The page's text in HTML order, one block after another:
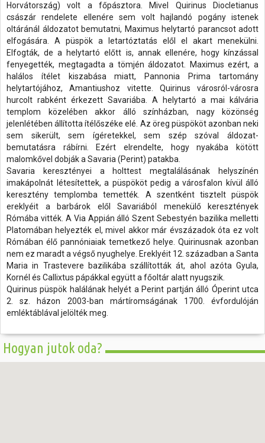
Horvátország) volt a főpásztora. Mivel Quirinus Diocletianus
császár rendelete ellenére sem volt hajlandó pogány istenek
oltáránál áldozatot bemutatni, Maximus helytartó parancsot adott
elfogására. A püspök a letartóztatás elől el akart menekülni.
Elfogták, de a helytartó előtt is, annak ellenére, hogy kínzással
fenyegették, megtagadta a tömjén áldozatot. Maximus ezért, a
halálos ítélet kiszabása miatt, Pannonia Prima tartomány
helytartójához, Amantiushoz vitette. Quirinus városról-városra
hurcolt rabként érkezett Savariába. A helytartó a mai kálvária
templom közelében akkor álló színházban, nagy közönség
jelenlétében állította ítélőszéke elé. Az öreg püspököt azonban neki
sem sikerült, sem ígéretekkel, sem szép szóval áldozat-
bemutatásra rábírni. Ezért elrendelte, hogy nyakába kötött
malomkővel dobják a Savaria (Perint) patakba.
Savaria keresztényei a holttest megtalálásának helyszínén
imakápolnát létesítettek, a püspököt pedig a városfalon kívül álló
keresztény templomba temették. A szentként tisztelt püspök
ereklyéit a barbárok elől Savariából menekülő keresztények
Rómába vitték. A Via Appián álló Szent Sebestyén bazilika melletti
Platomában helyezték el, mivel akkor már évszázadok óta ez volt
Rómában élő pannóniaiak temetkező helye. Quirinusnak azonban
nem ez maradt a végső nyughelye. Ereklyéit 12. században a Santa
Maria in Trastevere bazilikába szállították át, ahol azóta Gyula,
Kornél és Callixtus pápákkal együtt a főoltár alatt nyugszik.
Quirinus püspök halálának helyét a Perint partján álló Óperint utca
2. sz. házon 2003-ban mártíromságának 1700. évfordulóján
emléktáblával jelölték meg.
Hogyan jutok oda?